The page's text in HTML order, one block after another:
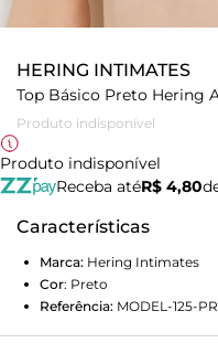
HERING INTIMATES
Top Básico Preto Hering
Produto indisponível
Produto indisponível
Receba atéR$ 4,80
Características
Marca: Hering Intimates
Cor: Preto
Referência: MODEL-125-